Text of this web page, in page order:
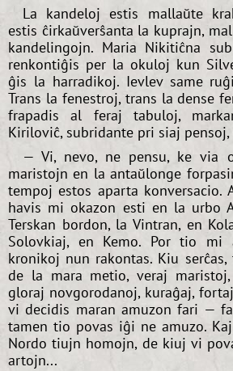
La kandeloj estis mallaŭte
estis ĉirkaŭverŝanta la kuprajn,
kandelingojn. Maria Nikitiĉna
renkontiĝis per la okuloj kun
ĝis la harradikoj. Ievlev same
Trans la fenestroj, trans la dense
frapadis al feraj tabuloj,
Kiriloviĉ, subridante pri siaj
— Vi, nevo, ne pensu, ke via
maristojn en la antaŭlonge
tempoj estos aparta konversacio.
havis mi okazon esti en la urbo
Terskan bordon, la Vintran, en
Solovkiaj, en Kemo. Por tio
kronikoj nun rakontas. Kiu
de la mara metio, veraj
gloraj novgorodanoj, kuraĝaj,
vi decidis maran amuzon fari —
tamen tio povas iĝi ne amuzo.
Nordo tiujn homojn, de kiuj vi
artojn...